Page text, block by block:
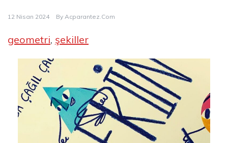
12 Nisan 2024 By Acparantez.com
geometri, şekiller